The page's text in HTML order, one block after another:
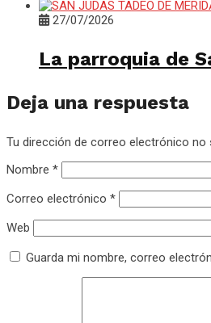
27/07/2026
La parroquia de
Deja una respuesta
Tu dirección de correo electrónico no
Nombre *
Correo electrónico *
Web
Guarda mi nombre, correo